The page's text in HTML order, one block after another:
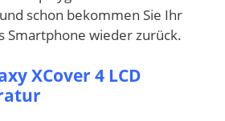
schon bekommen Sie Ihr
Smartphone wieder zurück.
XCover 4 LCD